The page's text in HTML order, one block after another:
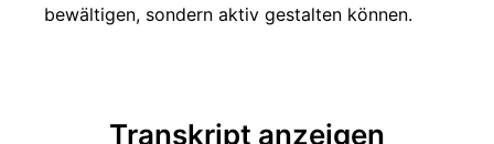
bewältigen, sondern aktiv gestalten können.
Transkript anzeigen